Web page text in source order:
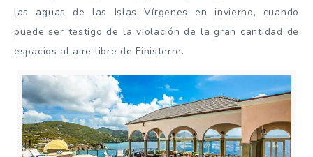
las aguas de las Islas Vírgenes en invierno, cuando
puede ser testigo de la violación de la gran cantidad de
espacios al aire libre de Finisterre.